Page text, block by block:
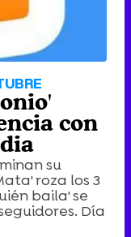
con
su
roza los 3
baila' se
Día